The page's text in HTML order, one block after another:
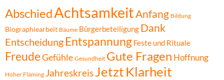
AbschiedAchtsamkeitAnfang Bildung
Biographiearbeit Bäume Bürgerbeteiligung Dank
Entscheidung Entspannung Feste und Rituale
FreudeGefühle Gesundheit Gute Fragen Hoffnung
Hoher Fläming JahreskreisJetzt Klarheit